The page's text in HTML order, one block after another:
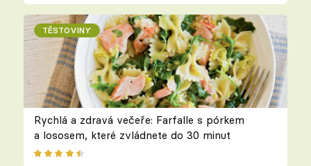
TĚSTOVINY
Rychlá a zdravá večeře: Farfalle s pórkem
a lososem, které zvládnete do 30 minut